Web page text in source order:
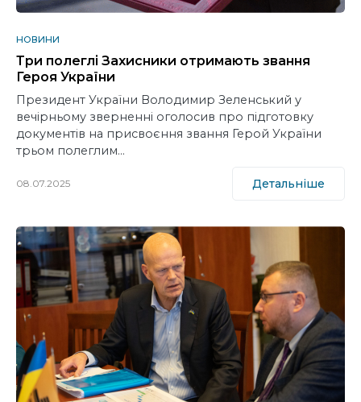
НОВИНИ
Три полеглі Захисники отримають звання
Героя України
Президент України Володимир Зеленський у
вечірньому зверненні оголосив про підготовку
документів на присвоєння звання Герой України
трьом полеглим…
08.07.2025 Детальніше